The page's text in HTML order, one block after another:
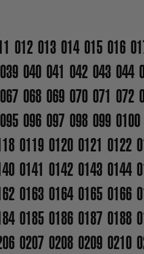
012 013 014 015 016
039 040 041 042 043 044
067 068 069 070 071 072
095 096 097 098 099 0100
0119 0120 0121 0122
0141 0142 0143 0144
0163 0164 0165 0166
0185 0186 0187 0188
0207 0208 0209 0210